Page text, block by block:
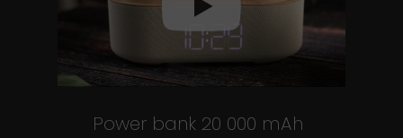
Power bank 20 000 mAh